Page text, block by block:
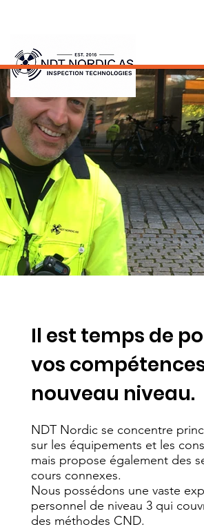
Il est temps de
vos
nouveau niveau.
NDT Nordic se concentre
sur les équipements et les
mais propose également des
cours connexes.
Nous possédons une vaste
personnel de niveau 3 qui
des méthodes CND.